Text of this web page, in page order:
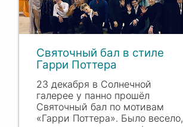
Святочный бал в стиле
Гарри Поттера
23 декабря в Солнечной
галерее у панно прошёл
Святочный бал по мотивам
«Гарри Поттера». Было весело,